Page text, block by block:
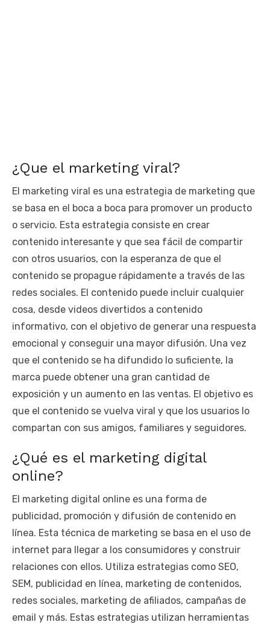
¿Que el marketing viral?
El marketing viral es una estrategia de marketing que
se basa en el boca a boca para promover un producto
o servicio. Esta estrategia consiste en crear
contenido interesante y que sea fácil de compartir
con otros usuarios, con la esperanza de que el
contenido se propague rápidamente a través de las
redes sociales. El contenido puede incluir cualquier
cosa, desde videos divertidos a contenido
informativo, con el objetivo de generar una respuesta
emocional y conseguir una mayor difusión. Una vez
que el contenido se ha difundido lo suficiente, la
marca puede obtener una gran cantidad de
exposición y un aumento en las ventas. El objetivo es
que el contenido se vuelva viral y que los usuarios lo
compartan con sus amigos, familiares y seguidores.
¿Qué es el marketing digital
online?
El marketing digital online es una forma de
publicidad, promoción y difusión de contenido en
línea. Esta técnica de marketing se basa en el uso de
internet para llegar a los consumidores y construir
relaciones con ellos. Utiliza estrategias como SEO,
SEM, publicidad en línea, marketing de contenidos,
redes sociales, marketing de afiliados, campañas de
email y más. Estas estrategias utilizan herramientas